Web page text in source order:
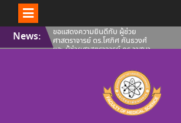
Skip
content
News: ขอแสดงความยินดีกับ ผู้ช่วย
ศาสตราจารย์ ดร.โศภิศ คันธวงศ์
และ ผู้ช่วยศาสตราจารย์ ดร.วาสนา
แพทย์ มหาวิทยาลัยนเรศวร ที่ผล
งานได้รับการขึ้นทะเบียนทรัพย์สิน
คณะวิทยาศาสตร์การแพทย์ ขอ
แสดงความยินดีกับ ผู้ช่วย
ศาสตราจารย์ ดร.โศภิศ คันธวงศ์